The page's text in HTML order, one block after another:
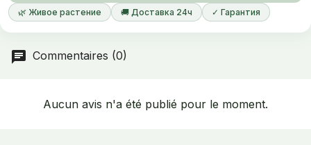
🌿 Живое растение 🚚 Доставка 24ч ✓ Гарантия
Commentaires (0)
Aucun avis n'a été publié pour le moment.